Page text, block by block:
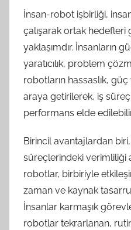
İnsan-robot işbirliği,
çalışarak ortak
yaklaşımdır. İnsanların
yaratıcılık, problem
robotların hassaslık,
araya getirilerek, iş
performans elde
Birincil avantajlardan
süreçlerindeki verimliliği
robotlar, birbiriyle
zaman ve kaynak
İnsanlar karmaşık
robotlar tekrarlanan,